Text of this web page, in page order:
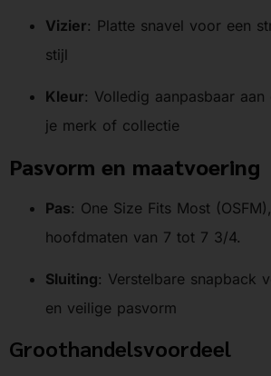
Vizier: Platte snavel voor een
stijl
Kleur: Volledig aanpasbaar aan
je merk of collectie
Pasvorm en maatvoering
Pas: One Size Fits Most
hoofdmaten van 7 tot 7 3/4.
Sluiting: Verstelbare snapback
en veilige pasvorm
Groothandelsvoordeel